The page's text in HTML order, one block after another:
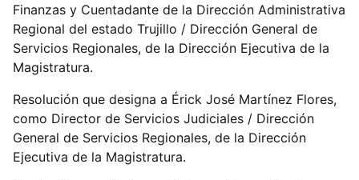
Finanzas y Cuentadante de la Dirección Administrativa
Regional del estado Trujillo / Dirección General de
Servicios Regionales, de la Dirección Ejecutiva de la
Magistratura.
Resolución que designa a Érick José Martínez Flores,
como Director de Servicios Judiciales / Dirección
General de Servicios Regionales, de la Dirección
Ejecutiva de la Magistratura.